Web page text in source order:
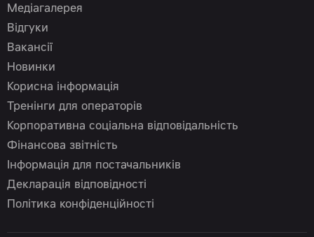
Медіагалерея
Відгуки
Вакансії
Новинки
Корисна інформація
Тренінги для операторів
Корпоративна соціальна відповідальність
Фінансова звітність
Інформація для постачальників
Декларація відповідності
Політика конфіденційності